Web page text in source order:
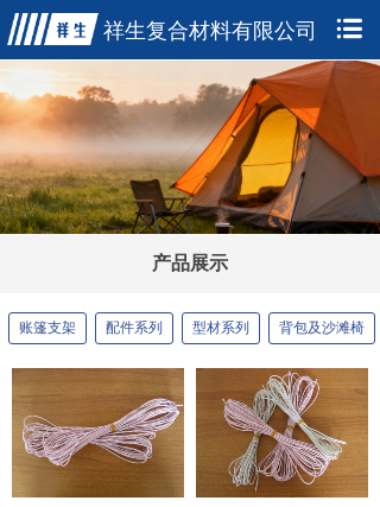
产品展示
账篷支架 配件系列 型材系列 背包及沙滩椅
祥生复合材料有限公司